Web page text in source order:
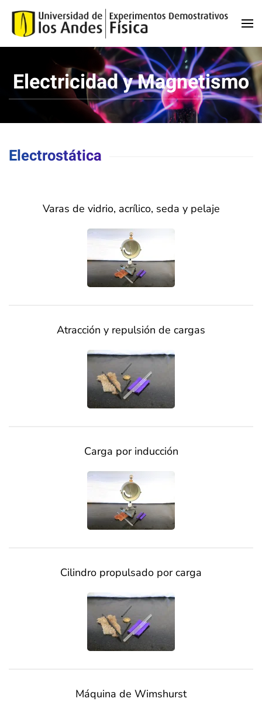
Skip to main content
Electricidad y Magnetismo
Electrostática
Varas de vidrio, acrílico, seda y pelaje
Atracción y repulsión de cargas
Carga por inducción
Cilindro propulsado por carga
Máquina de Wimshurst